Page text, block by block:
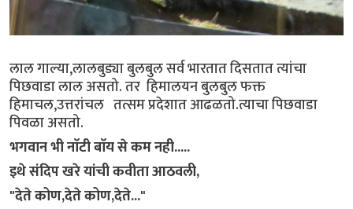
लाल गाल्या,लालबुड्या बुलबुल सर्व भारतात दिसतात त्यांचा
पिछवाडा लाल असतो. तर हिमालयन बुलबुल फक्त
हिमाचल,उत्तरांचल तत्सम प्रदेशात आढळतो.त्याचा पिछवाडा
पिवळा असतो.
भगवान भी नाॅटी बाॅय से कम नही.....
इथे संदिप खरे यांची कवीता आठवली,
"देते कोण,देते कोण,देते..."